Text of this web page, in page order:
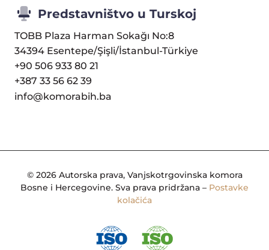
Predstavništvo u Turskoj
TOBB Plaza Harman Sokağı No:8
34394 Esentepe/Şişli/İstanbul-Türkiye
+90 506 933 80 21
+387 33 56 62 39
info@komorabih.ba
© 2026 Autorska prava, Vanjskotrgovinska komora
Bosne i Hercegovine. Sva prava pridržana – Postavke
kolačića